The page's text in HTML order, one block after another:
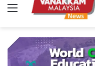
Menu